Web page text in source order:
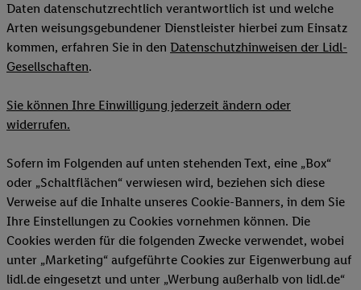
Daten datenschutzrechtlich verantwortlich ist und welche
Arten weisungsgebundener Dienstleister hierbei zum Einsatz
kommen, erfahren Sie in den Datenschutzhinweisen der Lidl-
Gesellschaften.
Sie können Ihre Einwilligung jederzeit ändern oder
widerrufen.
Sofern im Folgenden auf unten stehenden Text, eine „Box“
oder „Schaltflächen“ verwiesen wird, beziehen sich diese
Verweise auf die Inhalte unseres Cookie-Banners, in dem Sie
Ihre Einstellungen zu Cookies vornehmen können. Die
Cookies werden für die folgenden Zwecke verwendet, wobei
unter „Marketing“ aufgeführte Cookies zur Eigenwerbung auf
lidl.de eingesetzt und unter „Werbung außerhalb von lidl.de“